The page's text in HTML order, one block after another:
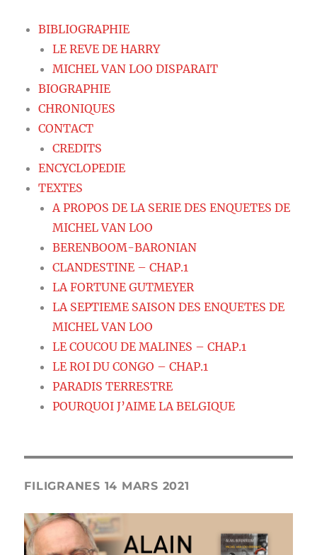
BIBLIOGRAPHIE
LE REVE DE HARRY
MICHEL VAN LOO DISPARAIT
BIOGRAPHIE
CHRONIQUES
CONTACT
CREDITS
ENCYCLOPEDIE
TEXTES
A PROPOS DE LA SERIE DES ENQUETES DE
MICHEL VAN LOO
BERENBOOM-BARONIAN
CLANDESTINE – CHAP.1
LA FORTUNE GUTMEYER
LA SEPTIEME SAISON DES ENQUETES DE
MICHEL VAN LOO
LE COUCOU DE MALINES – CHAP.1
LE ROI DU CONGO – CHAP.1
PARADIS TERRESTRE
POURQUOI J’AIME LA BELGIQUE
FILIGRANES 14 MARS 2021